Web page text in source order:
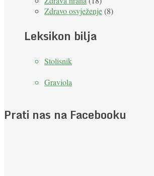
Zdravo osvježenje(8)
Leksikon bilja
Stolisnik
Graviola
Prati nas na Facebooku